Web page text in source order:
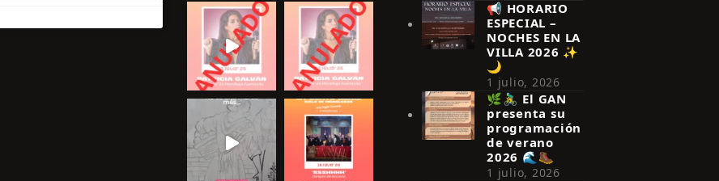
📢 HORARIO
ESPECIAL –
NOCHES EN LA
VILLA 2026 ✨
🌙
1 julio, 2026
🌿🚴‍♂️ El GAN
presenta su
programación
de verano
2026 🌊🥾
1 julio, 2026